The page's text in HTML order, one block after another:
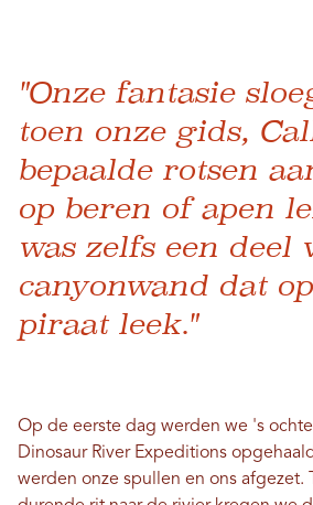
"Onze fantasie
toen onze gids,
bepaalde rotsen
op beren of apen
was zelfs een deel
canyonwand dat
piraat leek."
Op de eerste dag werden we 's
Dinosaur River Expeditions
werden onze spullen en ons afgezet.